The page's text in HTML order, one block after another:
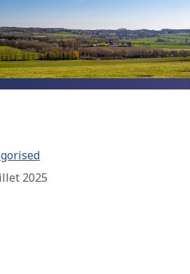
2025